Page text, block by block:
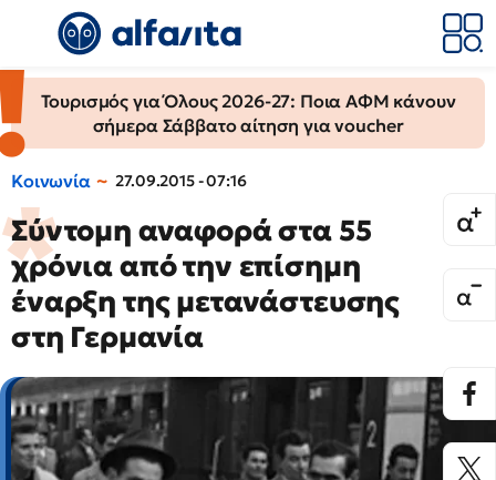
Τουρισμός για Όλους 2026-27: Ποια ΑΦΜ κάνουν
σήμερα Σάββατο αίτηση για voucher
Κοινωνία 27.09.2015 - 07:16
Σύντομη αναφορά στα 55
χρόνια από την επίσημη
έναρξη της μετανάστευσης
στη Γερμανία